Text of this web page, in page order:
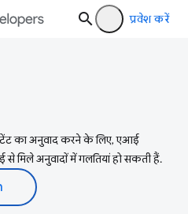
प्रवेश करें
का अनुवाद करने के लिए, एआई
मिले अनुवादों में गलतियां हो सकती हैं.